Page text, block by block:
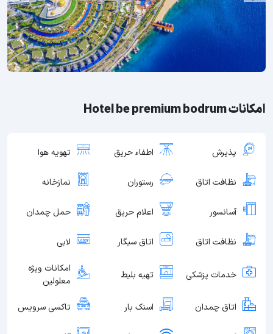
امکانات Hotel be premium bodrum
پذیرش اطفاء حریق تهویه هوا
نظافت اتاق رستوران نمازخانه
آسانسور اعلام حریق حمل چمدان
نظافت اتاق اتاق سیگار لابی
خدمات پزشکی تهیه بلیط
امکانات ویژه
معلولین
اتاق چمدان اسنک بار تاکسی سرویس